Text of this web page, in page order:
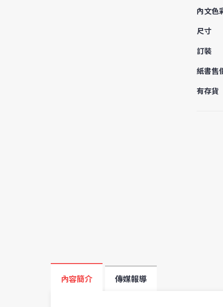
內文色
尺寸
訂裝
紙書售
有存貨
內容簡介 傳媒報導